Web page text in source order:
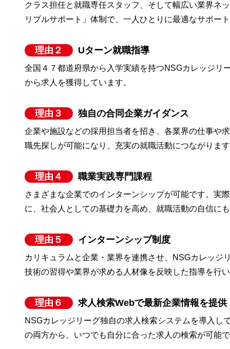
クラス担任と就職専任スタッフ、そして幅広い業界ネ
リプルサポート」体制で、一人ひとりに最適なサポー
理由２ Uターン就職指導
全国４７都道府県から入学実績を持つNSGカレッジリ
から求人を獲得しています。
理由３ 独自の合同企業ガイダンス
企業や施設などの採用担当者を招き、各業界の仕事や
職先探しが可能になり、充実の就職活動につながりま
理由４ 職業実践専門課程
さまざまな企業でのインターンシップが可能です。実
に、社会人としての基礎力を高め、就職活動の自信に
理由５ インターンシップ制度
カリキュラムと企業・業界を連携させ、NSGカレッ
技術の習得や業界が求める人材像を反映した指導を行
理由６ 求人検索Webで最新企業情報を提供
NSGカレッジリーグ独自の求人検索システムを導入
の両方から、いつでも自分に合った求人の検索が可能